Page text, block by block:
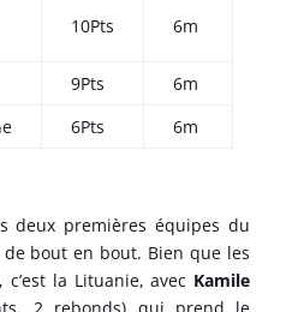
10Pts 6m
9Pts
6m
6Pts 6m
deux premières équipes du
bout en bout. Bien que les
la Lituanie, avec Kamile